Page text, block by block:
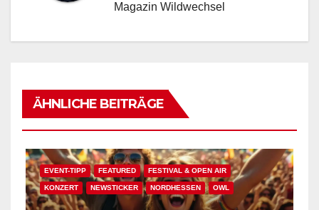
Magazin Wildwechsel
ÄHNLICHE BEITRÄGE
EVENT-TIPP FEATURED FESTIVAL & OPEN AIR
KONZERT NEWSTICKER NORDHESSEN OWL